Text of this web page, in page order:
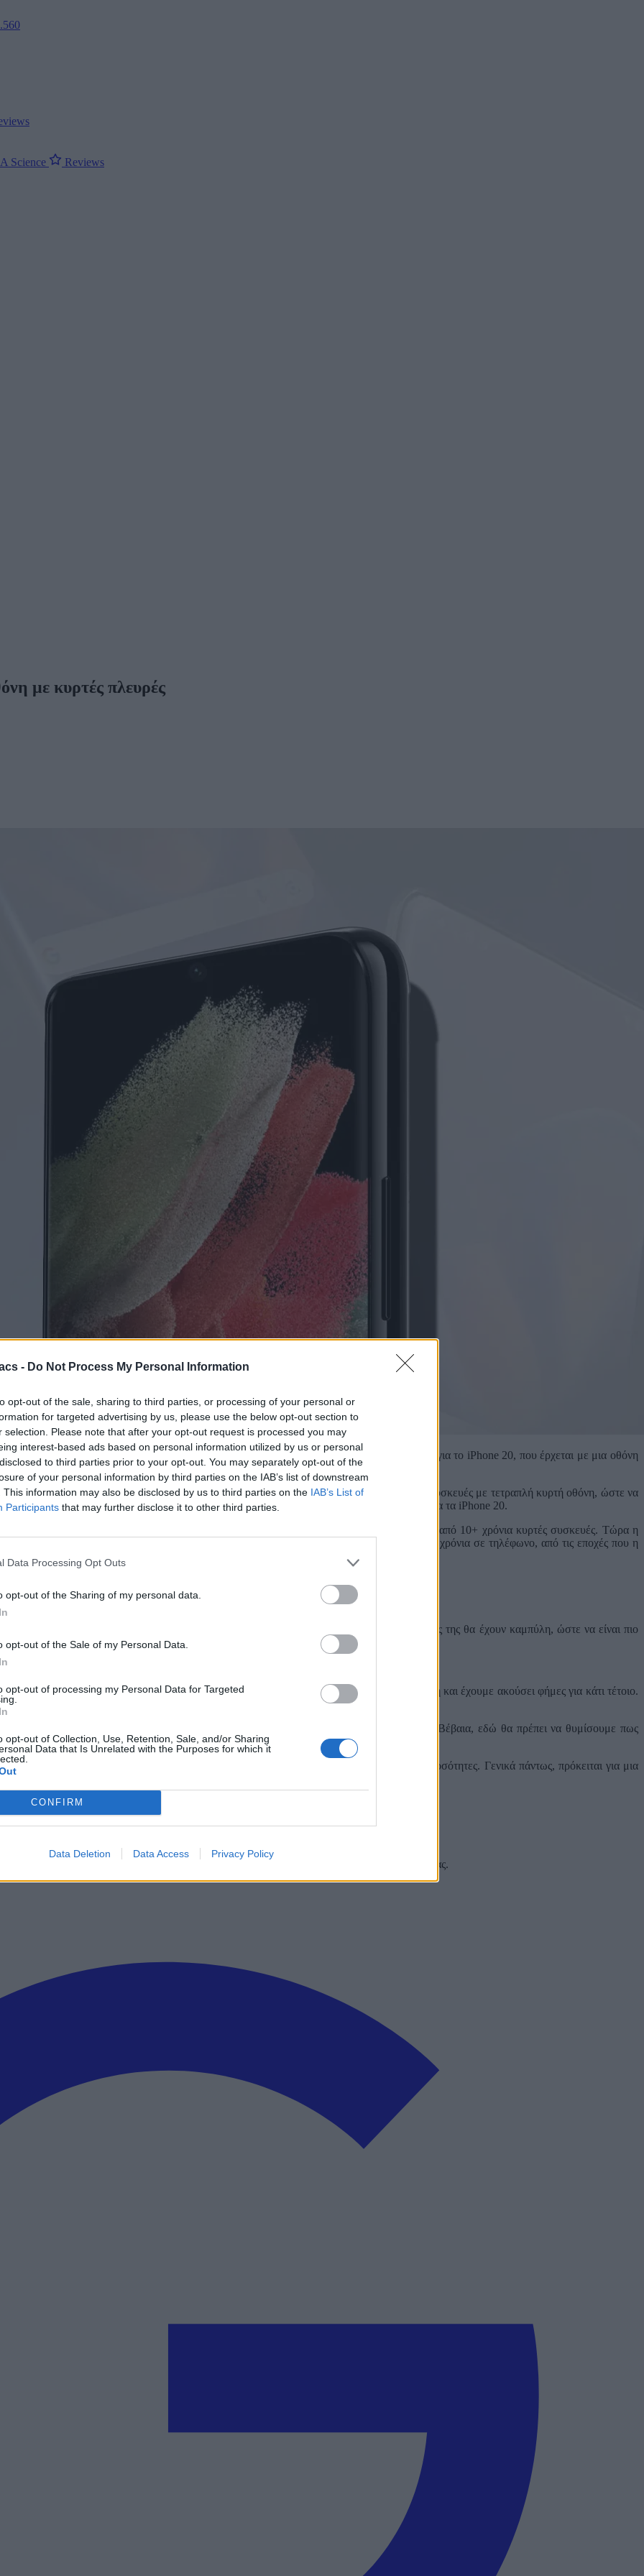
- Do Not Process My Personal Information
opt-out of the sale, sharing to third parties, or processing of your personal or
for targeted advertising by us, please use the below opt-out section to
selection. Please note that after your opt-out request is processed you may
interest-based ads based on personal information utilized by us or personal
to third parties prior to your opt-out. You may separately opt-out of the
of your personal information by third parties on the IAB’s list of downstream
This information may also be disclosed by us to third parties on the IAB’s List of
Participants that may further disclose it to other third parties.
Data Processing Opt Outs
opt-out of the Sharing of my personal data.
opt-out of the Sale of my Personal Data.
opt-out of processing my Personal Data for Targeted
opt-out of Collection, Use, Retention, Sale, and/or Sharing
Data that Is Unrelated with the Purposes for which it
CONFIRM
Data Deletion Data Access Privacy Policy
Science Reviews
με κυρτές πλευρές
οθόνες, η Apple τώρα ξεκινάει να τις χρησιμοποιεί. Είδαμε εχθές μια μεγάλη διαρροή για το iPhone 20, που έρχεται με μια οθόνη
τον εν λόγω σχεδιασμό με κυρτή οθόνη μαζί με κάτι έξτρα.
τώρα που μάθαμε πως η Apple θα τις χρησιμοποιήσει, η Samsung ξεκίνησε να σχεδιάζει συσκευές με τετραπλή κυρτή οθόνη, ώστε να
έχει ενημέρωση εκ των έσω, καθώς η Samsung Display θα κατασκευάσει τις οθόνες για τα iPhone 20.
κυρτή οθόνη και επιλέγει τη στιγμή που το Android σταματάει να τις χρησιμοποιεί μετά από 10+ χρόνια κυρτές συσκευές. Τώρα η
τη διαφορά πως η νέα οθόνης της θα είναι 3D, μια τεχνολογία που έχουμε να δούμε αρκετά χρόνια σε τηλέφωνο, από τις εποχές που η
has been in development since last year. They just pivoted.
Galaxy S τηλεφώνου, για το όποιο σχεδιάζεται, όμως θα είναι OLED και η άκρες της θα έχουν καμπύλη, ώστε να είναι πιο
πλοήγηση στο τηλέφωνό μας.
σχεδιασμό Liquid Glass της Apple, που πιθανότατα θα ταιριάζει ωραία με την κυρτή οθόνη και έχουμε ακούσει φήμες για κάτι τέτοιο.
διαφορετικό και πιο καινοτόμο.
S28 Ultra, με τα μικρότερα μοντέλα να έχουν την κλασσική και απλή OLED οθόνη. Βέβαια, εδώ θα πρέπει να θυμίσουμε πως
να παραμένουμε επιφυλακτικοί με όσα ακούμε τόσο νωρίς.
Samsung είναι η μόνη που έχει την τεχνολογία να κατασκευάσει 3D οθόνες σε μεγάλες ποσότητες. Γενικά πάντως, πρόκειται για μια
στην αγορά γιατί παράλληλα γίνεται και κουραστική μετά από κάποια ώρα χρήσης.
όλα τα τεχνολογικά νέα, ή προσθέστε μας στον RSS feed reader και στα social media σας.